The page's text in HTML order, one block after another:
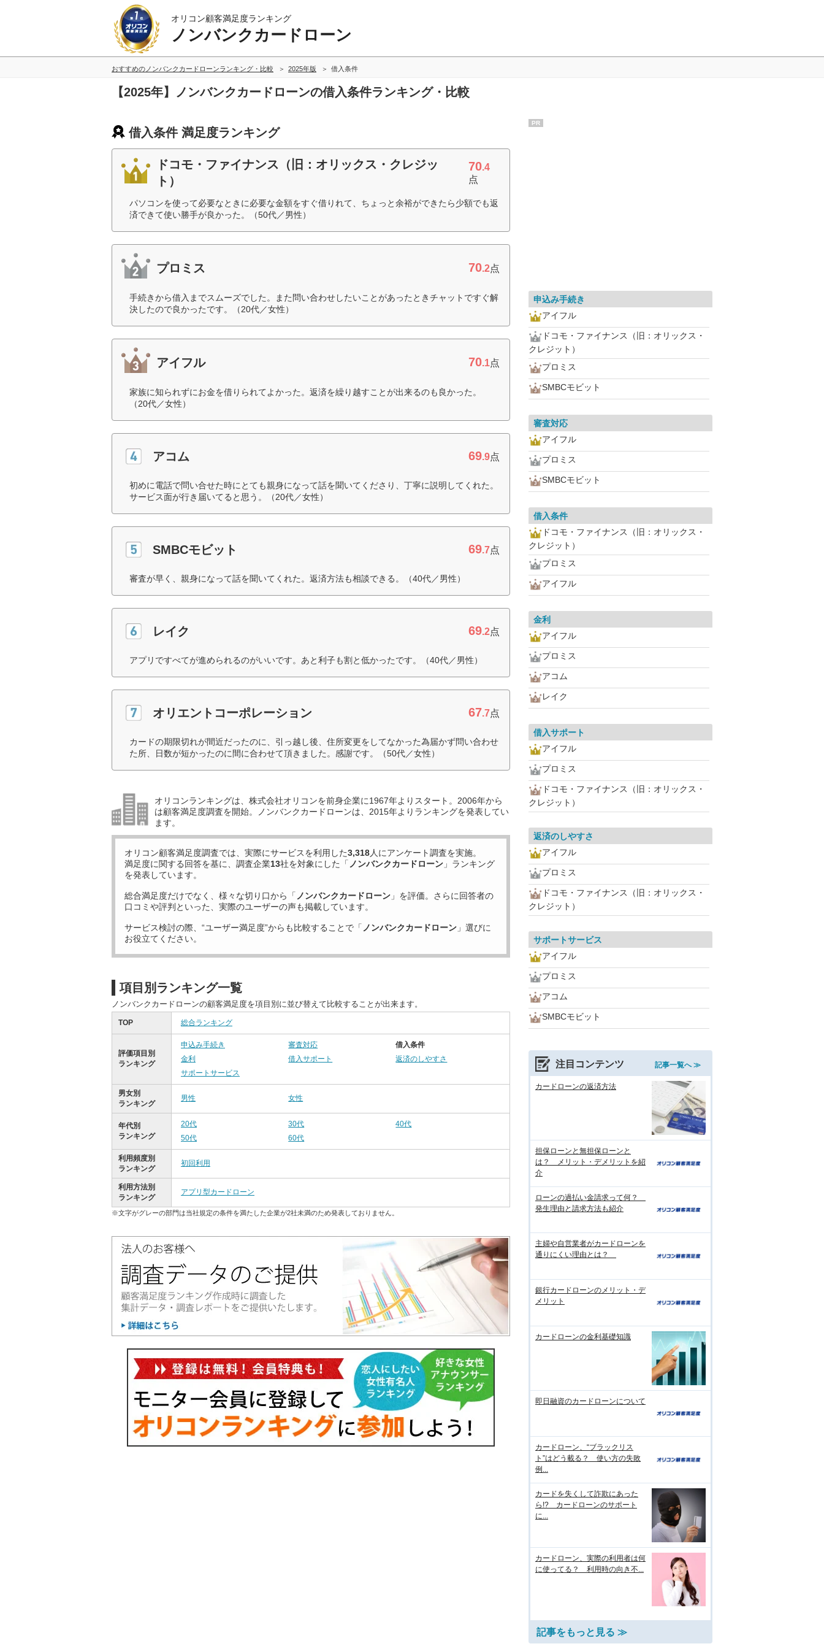
オリコン顧客満足度ランキング
ノンバンクカードローン
おすすめのノンバンクカードローンランキング・比較 2025年版 借入条件
【2025年】ノンバンクカードローンの借入条件ランキング・比較
借入条件 満足度ランキング
ドコモ・ファイナンス（旧：オリックス・クレジッ
ト）
70.4
点
パソコンを使って必要なときに必要な金額をすぐ借りれて、ちょっと余裕ができたら少額でも返
済できて使い勝手が良かった。（50代／男性）
プロミス 70.2点
手続きから借入までスムーズでした。また問い合わせしたいことがあったときチャットですぐ解
決したので良かったです。（20代／女性）
アイフル 70.1点
家族に知られずにお金を借りられてよかった。返済を繰り越すことが出来るのも良かった。
（20代／女性）
アコム 69.9点
初めに電話で問い合せた時にとても親身になって話を聞いてくださり、丁寧に説明してくれた。
サービス面が行き届いてると思う。（20代／女性）
SMBCモビット 69.7点
審査が早く、親身になって話を聞いてくれた。返済方法も相談できる。（40代／男性）
レイク 69.2点
アプリですべてが進められるのがいいです。あと利子も割と低かったです。（40代／男性）
オリエントコーポレーション 67.7点
カードの期限切れが間近だったのに、引っ越し後、住所変更をしてなかった為届かず問い合わせ
た所、日数が短かったのに間に合わせて頂きました。感謝です。（50代／女性）
オリコンランキングは、株式会社オリコンを前身企業に1967年よりスタート。2006年から
は顧客満足度調査を開始。ノンバンクカードローンは、2015年よりランキングを発表してい
ます。
オリコン顧客満足度調査では、実際にサービスを利用した3,318人にアンケート調査を実施。
満足度に関する回答を基に、調査企業13社を対象にした「 ノンバンクカードローン 」ランキング
を発表しています。
総合満足度だけでなく、様々な切り口から「 ノンバンクカードローン 」を評価。さらに回答者の
口コミや評判といった、実際のユーザーの声も掲載しています。
サービス検討の際、“ユーザー満足度”からも比較することで「 ノンバンクカードローン 」選びに
お役立てください。
項目別ランキング一覧
ノンバンクカードローンの顧客満足度を項目別に並び替えて比較することが出来ます。
TOP 総合ランキング
評価項目別
ランキング
申込み手続き 審査対応
借入条件
金利
借入サポート
返済のしやすさ
サポートサービス
男女別
ランキング
男性 女性
年代別
ランキング
20代 30代
40代
50代
60代
利用頻度別
ランキング
初回利用
利用方法別
ランキング
アプリ型カードローン
※文字がグレーの部門は当社規定の条件を満たした企業が2社未満のため発表しておりません。
PR
申込み手続き
アイフル
ドコモ・ファイナンス（旧：オリックス・
クレジット）
プロミス
SMBCモビット
審査対応
アイフル
プロミス
SMBCモビット
借入条件
ドコモ・ファイナンス（旧：オリックス・
クレジット）
プロミス
アイフル
金利
アイフル
プロミス
アコム
レイク
借入サポート
アイフル
プロミス
ドコモ・ファイナンス（旧：オリックス・
クレジット）
返済のしやすさ
アイフル
プロミス
ドコモ・ファイナンス（旧：オリックス・
クレジット）
サポートサービス
アイフル
プロミス
アコム
SMBCモビット
注目コンテンツ 記事一覧へ ≫
カードローンの返済方法
担保ローンと無担保ローンと
は？ メリット・デメリットを紹
介
ローンの過払い金請求って何？
発生理由と請求方法も紹介
主婦や自営業者がカードローンを
通りにくい理由とは？
銀行カードローンのメリット・デ
メリット
カードローンの金利基礎知識
即日融資のカードローンについて
カードローン、“ブラックリス
ト”はどう載る？ 使い方の失敗
例...
カードを失くして詐欺にあった
ら!? カードローンのサポート
に...
カードローン、実際の利用者は何
に使ってる？ 利用時の向き不...
記事をもっと見る ≫